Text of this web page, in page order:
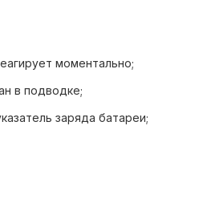
моментально;
в подводке;
заряда батареи;